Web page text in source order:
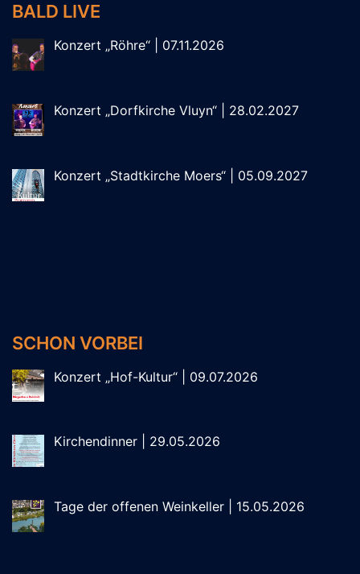
BALD LIVE
Konzert „Röhre“ | 07.11.2026
Konzert „Dorfkirche Vluyn“ | 28.02.2027
Konzert „Stadtkirche Moers“ | 05.09.2027
SCHON VORBEI
Konzert „Hof-Kultur“ | 09.07.2026
Kirchendinner | 29.05.2026
Tage der offenen Weinkeller | 15.05.2026